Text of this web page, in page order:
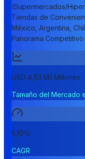
(Supermercados/
Tiendas de
México, Argentina,
Panorama Competitivo
USD 4,53 Mil Millones
Tamaño del Mercado
5,10%
CAGR